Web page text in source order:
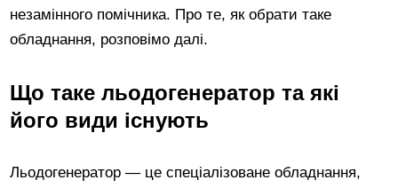
незамінного помічника. Про те, як обрати таке
обладнання, розповімо далі.
Що таке льодогенератор та які
його види існують
Льодогенератор — це спеціалізоване обладнання,